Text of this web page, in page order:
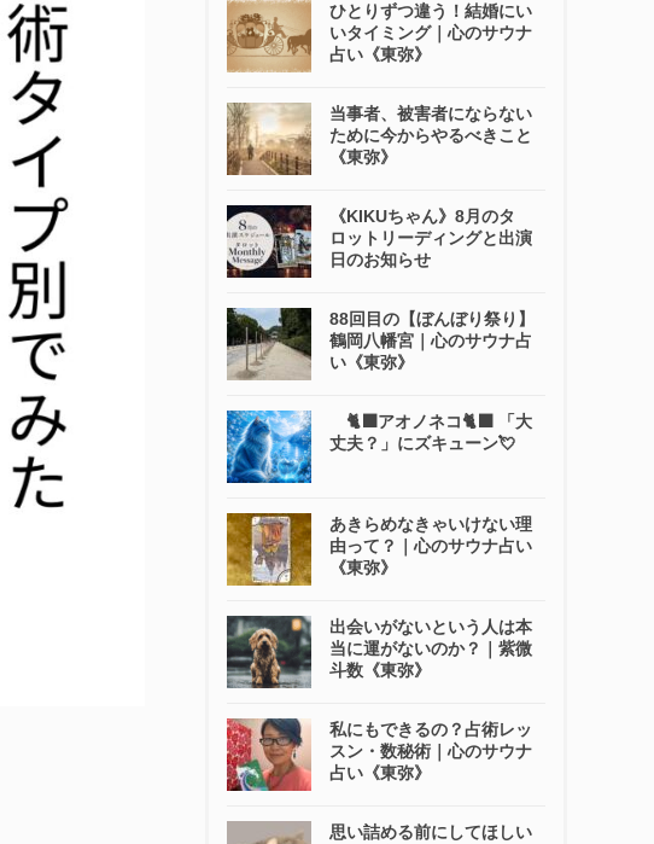
ひとりずつ違う！結婚にい
いタイミング｜心のサウナ
占い《東弥》
当事者、被害者にならない
ために今からやるべきこと
《東弥》
《KIKUちゃん》8月のタ
ロットリーディングと出演
日のお知らせ
88回目の【ぼんぼり祭り】
鶴岡八幡宮｜心のサウナ占
い《東弥》
🐈‍⬛アオノネコ🐈‍⬛ 「大
丈夫？」にズキューン💘
あきらめなきゃいけない理
由って？｜心のサウナ占い
《東弥》
出会いがないという人は本
当に運がないのか？｜紫微
斗数《東弥》
私にもできるの？占術レッ
スン・数秘術｜心のサウナ
占い《東弥》
思い詰める前にしてほしい